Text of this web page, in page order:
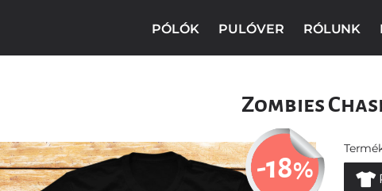
PÓLÓK PULÓVER RÓLUNK
Zombies
-18%